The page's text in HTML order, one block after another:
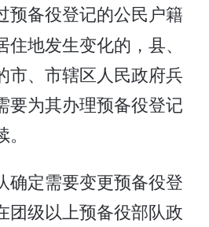
预备役登记的公民户籍
地发生变化的，县、
市、市辖区人民政府兵
要为其办理预备役登记
确定需要变更预备役登
团级以上预备役部队政